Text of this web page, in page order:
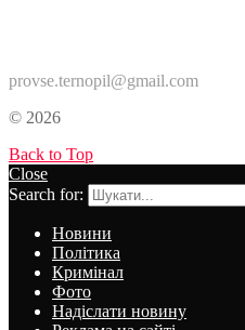
provse.ternopil@gmail.com
© 2026
Back to Top
Close
Search for:
Новини
Політика
Кримінал
Фото
Надіслати новину